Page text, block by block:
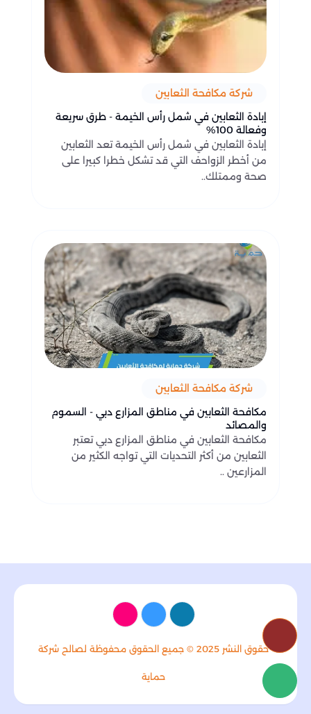
شركة مكافحة الثعابين
إبادة الثعابين في شمل رأس الخيمة - طرق سريعة
وفعالة 100%
إبادة الثعابين في شمل رأس الخيمة تعد الثعابين
من أخطر الزواحف التي قد تشكل خطرا كبيرا على
صحة وممتلك..
شركة مكافحة الثعابين
مكافحة الثعابين في مناطق المزارع دبي - السموم
والمصائد
مكافحة الثعابين في مناطق المزارع دبي تعتبر
الثعابين من أكثر التحديات التي تواجه الكثير من
المزارعين ..
حقوق النشر 2025 © جميع الحقوق محفوظة لصالح شركة
حماية